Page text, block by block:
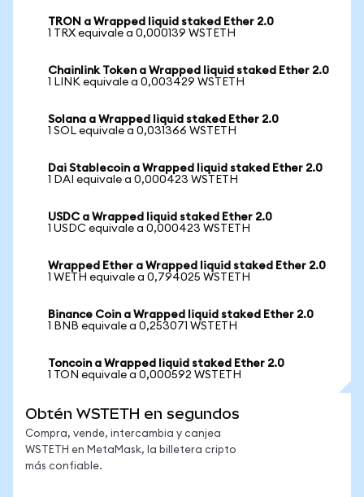
TRON a Wrapped liquid staked Ether 2.0
1 TRX equivale a 0,000139 WSTETH
Chainlink Token a Wrapped liquid staked Ether 2.0
1 LINK equivale a 0,003429 WSTETH
Solana a Wrapped liquid staked Ether 2.0
1 SOL equivale a 0,031366 WSTETH
Dai Stablecoin a Wrapped liquid staked Ether 2.0
1 DAI equivale a 0,000423 WSTETH
USDC a Wrapped liquid staked Ether 2.0
1 USDC equivale a 0,000423 WSTETH
Wrapped Ether a Wrapped liquid staked Ether 2.0
1 WETH equivale a 0,794025 WSTETH
Binance Coin a Wrapped liquid staked Ether 2.0
1 BNB equivale a 0,253071 WSTETH
Toncoin a Wrapped liquid staked Ether 2.0
1 TON equivale a 0,000592 WSTETH
Obtén WSTETH en segundos
Compra, vende, intercambia y canjea
WSTETH en MetaMask, la billetera cripto
más confiable.